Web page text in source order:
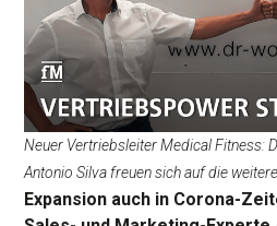
Neuer Vertriebsleiter Medical Fitness:
Antonio Silva freuen sich auf die
Expansion auch in Corona-